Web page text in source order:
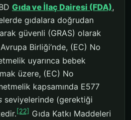
Gıda ve İlaç Dairesi (FDA),
gıdalara doğrudan
güvenli (GRAS) olarak
Avrupa Birliği’nde, (EC) No
uyarınca bebek
üzere, (EC) No
kapsamında E577
seviyelerinde (gerektiği
[22] Gıda Katkı Maddeleri